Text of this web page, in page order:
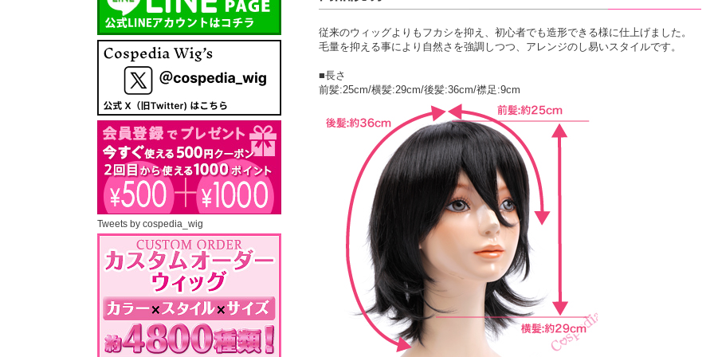
従来のウィッグよりもフカシを抑え、初心者でも造形できる様に仕上げました。
毛量を抑える事により自然さを強調しつつ、アレンジのし易いスタイルです。
■長さ
前髪:25cm/横髪:29cm/後髪:36cm/襟足:9cm
Tweets by cospedia_wig